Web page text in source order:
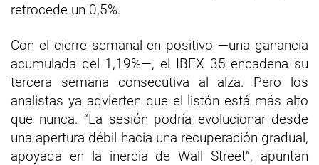
retrocede un 0,5%.
Con el cierre semanal en positivo —una ganancia
acumulada del 1,19%—, el IBEX 35 encadena su
tercera semana consecutiva al alza. Pero los
analistas ya advierten que el listón está más alto
que nunca. “La sesión podría evolucionar desde
una apertura débil hacia una recuperación gradual,
apoyada en la inercia de Wall Street”, apuntan